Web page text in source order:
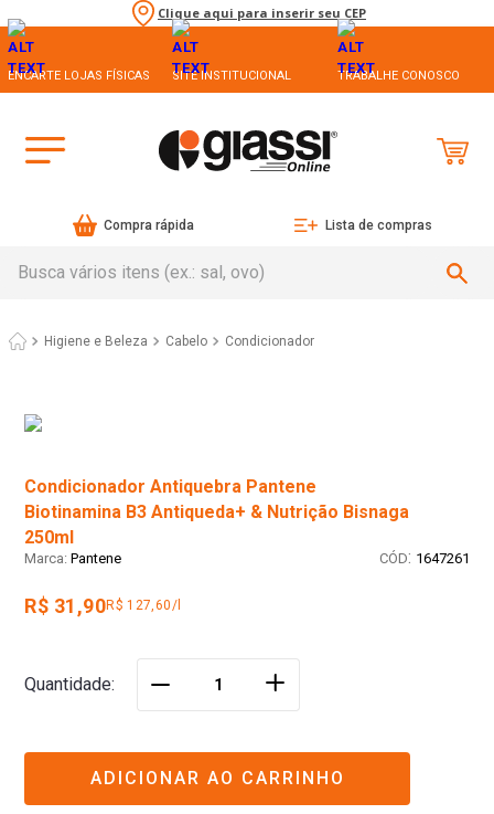
Clique aqui para inserir seu CEP
ENCARTE LOJAS FÍSICAS SITE INSTITUCIONAL TRABALHE CONOSCO
Compra rápida Lista de compras
Higiene e Beleza Cabelo Condicionador
Condicionador Antiquebra Pantene
Biotinamina B3 Antiqueda+ & Nutrição Bisnaga
250ml
Pantene : 1647261
R$ 31,90R$ 127,60/l
Quantidade ＋
ADICIONAR AO CARRINHO